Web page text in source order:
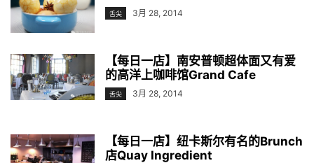
舌尖 3月 28, 2014
【每日一店】南安普顿超体面又有爱
的高洋上咖啡馆Grand Cafe
舌尖 3月 28, 2014
【每日一店】纽卡斯尔有名的Brunch
店Quay Ingredient